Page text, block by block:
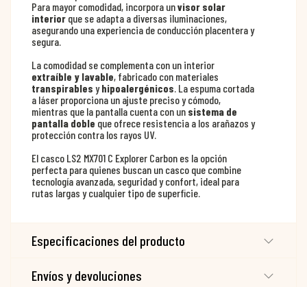
Para mayor comodidad, incorpora unvisor solar
interior que se adapta a diversas iluminaciones,
asegurando una experiencia de conducción placentera y
segura.
La comodidad se complementa con un interior
extraíble y lavable, fabricado con materiales
transpirables yhipoalergénicos. La espuma cortada
a láser proporciona un ajuste preciso y cómodo,
mientras que la pantalla cuenta con un sistema de
pantalla doble que ofrece resistencia a los arañazos y
protección contra los rayos UV.
El casco LS2 MX701 C Explorer Carbon es la opción
perfecta para quienes buscan un casco que combine
tecnología avanzada, seguridad y confort, ideal para
rutas largas y cualquier tipo de superficie.
Especificaciones del producto
Envíos y devoluciones